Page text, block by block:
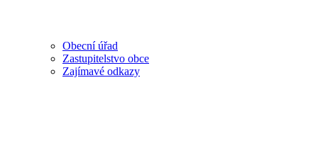
Obecní úřad
Zastupitelstvo obce
Zajímavé odkazy